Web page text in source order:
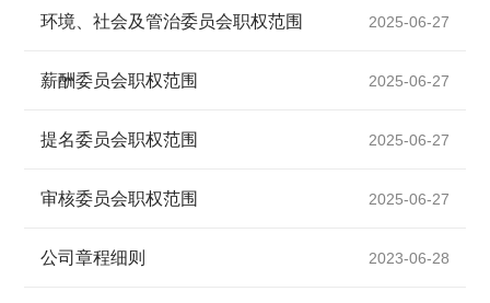
环境、社会及管治委员会职权范围 2025-06-27
薪酬委员会职权范围 2025-06-27
提名委员会职权范围 2025-06-27
审核委员会职权范围 2025-06-27
公司章程细则 2023-06-28